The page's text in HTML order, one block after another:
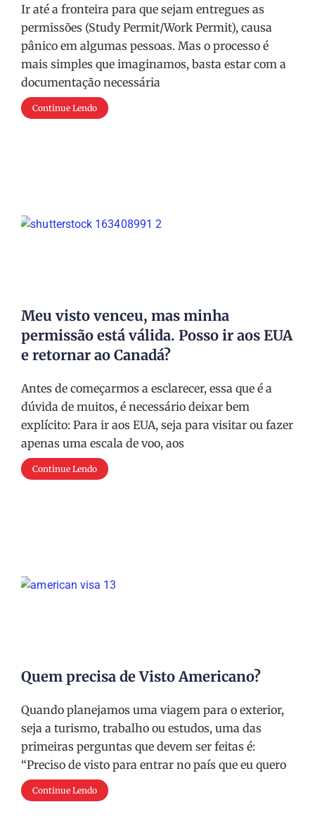
Ir até a fronteira para que sejam entregues as
permissões (Study Permit/Work Permit), causa
pânico em algumas pessoas. Mas o processo é
mais simples que imaginamos, basta estar com a
documentação necessária
Continue Lendo
Meu visto venceu, mas minha
permissão está válida. Posso ir aos EUA
e retornar ao Canadá?
Antes de começarmos a esclarecer, essa que é a
dúvida de muitos, é necessário deixar bem
explícito: Para ir aos EUA, seja para visitar ou fazer
apenas uma escala de voo, aos
Continue Lendo
Quem precisa de Visto Americano?
Quando planejamos uma viagem para o exterior,
seja a turismo, trabalho ou estudos, uma das
primeiras perguntas que devem ser feitas é:
“Preciso de visto para entrar no país que eu quero
Continue Lendo